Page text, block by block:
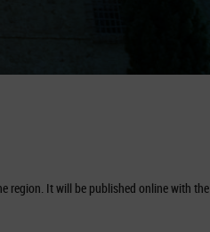
region. It will be published online with the